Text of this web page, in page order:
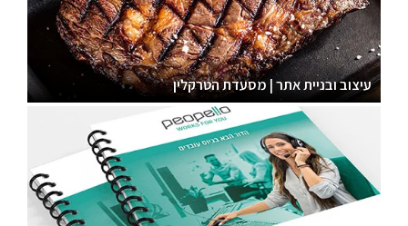
עיצוב ובניית אתר | מסעדת הטרקלין